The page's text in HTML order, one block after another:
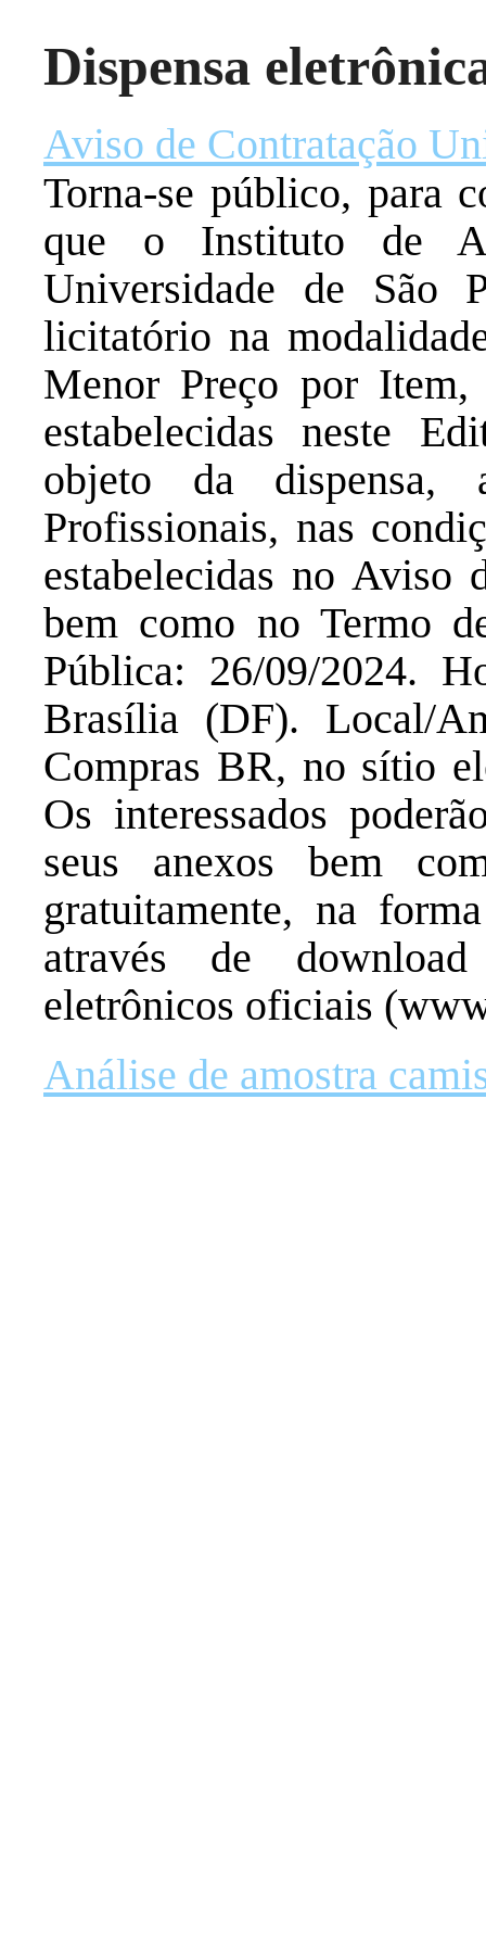
Dispensa
Aviso de Contratação
Torna-se público, para
que o Instituto de
Universidade de São
licitatório na
Menor Preço por
estabelecidas neste
objeto da dispensa,
Profissionais, nas
estabelecidas no Aviso
bem como no Termo
Pública: 26/09/2024.
Brasília (DF). Local/
Compras BR, no sítio
Os interessados
seus anexos bem
gratuitamente, na
através de
eletrônicos oficiais
Análise de amostra